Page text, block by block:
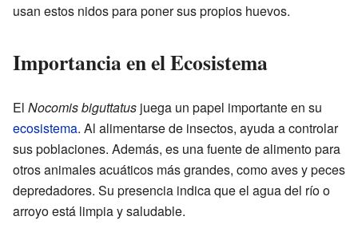
usan estos nidos para poner sus propios huevos.
Importancia en el Ecosistema
El Nocomis biguttatus juega un papel importante en su
ecosistema. Al alimentarse de insectos, ayuda a controlar
sus poblaciones. Además, es una fuente de alimento para
otros animales acuáticos más grandes, como aves y peces
depredadores. Su presencia indica que el agua del río o
arroyo está limpia y saludable.